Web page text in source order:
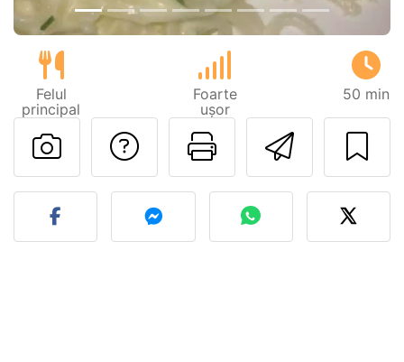
Felul
principal
Foarte
ușor
50 min
Printează
Adresează o
Postează o poză cu